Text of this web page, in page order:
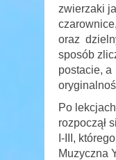
zwierzaki
oraz
sposób
postacie, a
Po
rozpoczął
I-III,
Muzyczna